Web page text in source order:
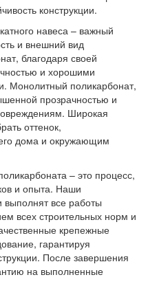
конструкции.
навеса – важный
и внешний вид
благодаря своей
и хорошими
Монолитный поликарбонат,
прозрачностью и
Широкая
оттенок,
дома и окружающим
– это процесс,
и опыта. Наши
все работы
всех строительных норм и
крепежные
гарантируя
После завершения
на выполненные